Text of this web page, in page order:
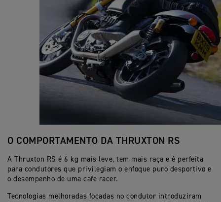
O COMPORTAMENTO DA THRUXTON RS
A Thruxton RS é 6 kg mais leve, tem mais raça e é perfeita
para condutores que privilegiam o enfoque puro desportivo e
o desempenho de uma cafe racer.
Tecnologias melhoradas focadas no condutor introduziram